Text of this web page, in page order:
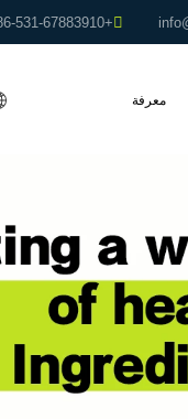
+86-531-67883910
معرفة